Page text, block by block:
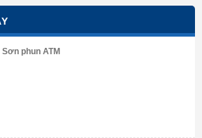
Sơn phun ATM